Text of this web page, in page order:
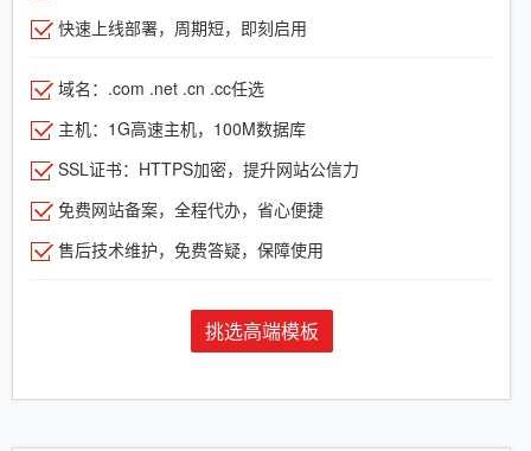
快速上线部署，周期短，即刻启用
域名：.com .net .cn .cc任选
主机：1G高速主机，100M数据库
SSL证书：HTTPS加密，提升网站公信力
免费网站备案，全程代办，省心便捷
售后技术维护，免费答疑，保障使用
挑选高端模板